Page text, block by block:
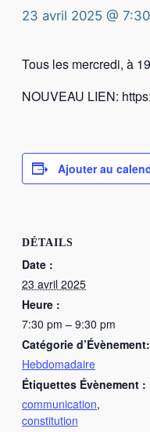
23 avril 2025 @
Tous les mercredi, à
NOUVEAU LIEN:
Ajouter au
DÉTAILS
Date :
23 avril 2025
Heure :
7:30 pm – 9:30 pm
Catégorie d’Évènement:
Hebdomadaire
Étiquettes Évènement :
communication,
constitution